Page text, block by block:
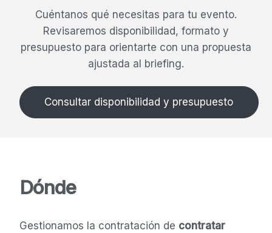
Cuéntanos qué necesitas para tu evento.
Revisaremos disponibilidad, formato y
presupuesto para orientarte con una propuesta
ajustada al briefing.
Consultar disponibilidad y presupuesto
Dónde
Gestionamos la contratación de contratar